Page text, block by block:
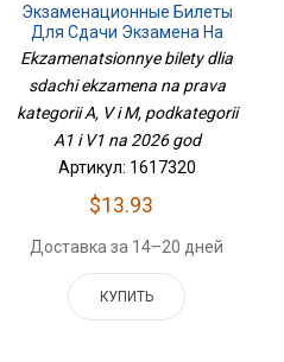
Экзаменационные Билеты
Для Сдачи Экзамена На
Права Категорий А, В И М,
Подкатегорий А1 И В1 На
2026 Год
Ekzamenatsionnye bilety dlia
sdachi ekzamena na prava
kategorii A, V i M, podkategorii
A1 i V1 na 2026 god
Артикул: 1617320
$13.93
Доставка за 14–20 дней
КУПИТЬ